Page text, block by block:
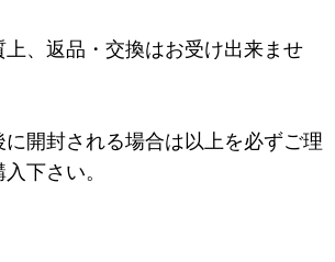
、返品・交換はお受け出来ませ
に開封される場合は以上を必ずご理
下さい。